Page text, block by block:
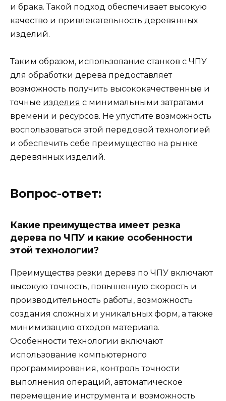
и брака. Такой подход обеспечивает высокую
качество и привлекательность деревянных
изделий.
Таким образом, использование станков с ЧПУ
для обработки дерева предоставляет
возможность получить высококачественные и
точные изделия с минимальными затратами
времени и ресурсов. Не упустите возможность
воспользоваться этой передовой технологией
и обеспечить себе преимущество на рынке
деревянных изделий.
Вопрос-ответ:
Какие преимущества имеет резка
дерева по ЧПУ и какие особенности
этой технологии?
Преимущества резки дерева по ЧПУ включают
высокую точность, повышенную скорость и
производительность работы, возможность
создания сложных и уникальных форм, а также
минимизацию отходов материала.
Особенности технологии включают
использование компьютерного
программирования, контроль точности
выполнения операций, автоматическое
перемещение инструмента и возможность